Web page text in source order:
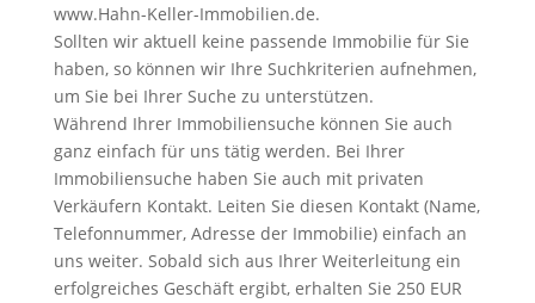
www.Hahn-Keller-Immobilien.de.
Sollten wir aktuell keine passende Immobilie für Sie
haben, so können wir Ihre Suchkriterien aufnehmen,
um Sie bei Ihrer Suche zu unterstützen.
Während Ihrer Immobiliensuche können Sie auch
ganz einfach für uns tätig werden. Bei Ihrer
Immobiliensuche haben Sie auch mit privaten
Verkäufern Kontakt. Leiten Sie diesen Kontakt (Name,
Telefonnummer, Adresse der Immobilie) einfach an
uns weiter. Sobald sich aus Ihrer Weiterleitung ein
erfolgreiches Geschäft ergibt, erhalten Sie 250 EUR